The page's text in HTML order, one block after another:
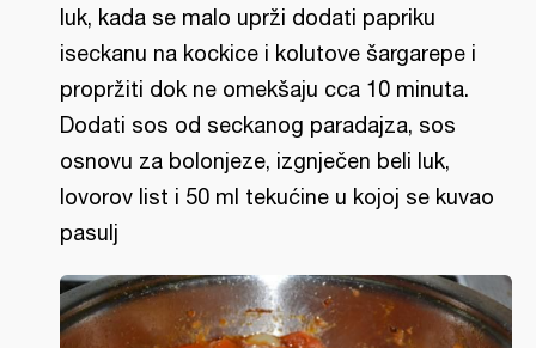
luk, kada se malo uprži dodati papriku
iseckanu na kockice i kolutove šargarepe i
propržiti dok ne omekšaju cca 10 minuta.
Dodati sos od seckanog paradajza, sos
osnovu za bolonjeze, izgnječen beli luk,
lovorov list i 50 ml tekućine u kojoj se kuvao
pasulj